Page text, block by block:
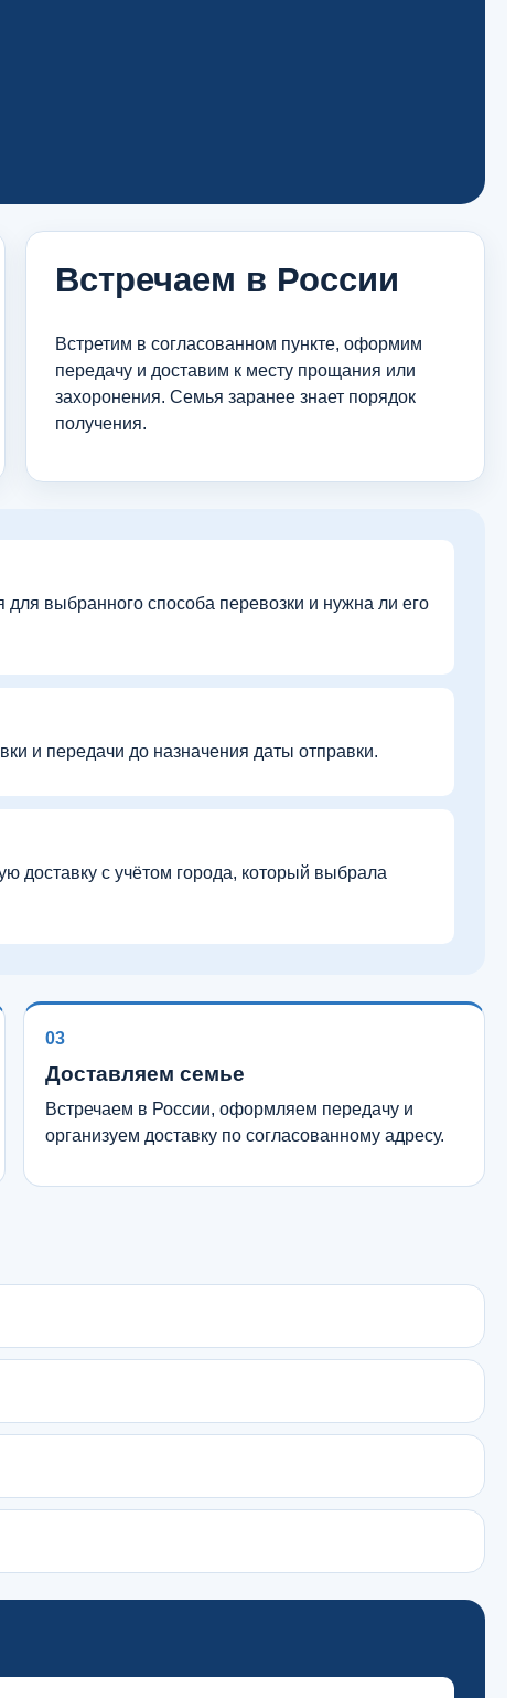
Встречаем в России
Встретим в согласованном пункте, оформим
передачу и доставим к месту прощания или
захоронения. Семья заранее знает порядок
получения.
для выбранного способа перевозки и нужна ли его
и передачи до назначения даты отправки.
доставку с учётом города, который выбрала
03
Доставляем семье
Встречаем в России, оформляем передачу и
организуем доставку по согласованному адресу.